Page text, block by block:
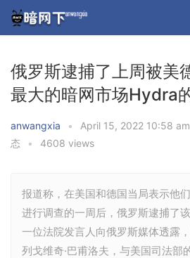
俄罗斯逮捕了上周被美
最大的暗网市场Hydra
anwangxia • April 15, 2022 10:58 am
态
• 4608 views
报道称，在美国和德国当局表示他
进行调查的一周后，俄罗斯逮捕了
一位法院发言人向俄罗斯媒体透露
列戈维奇·巴甫洛夫，与美国司法部